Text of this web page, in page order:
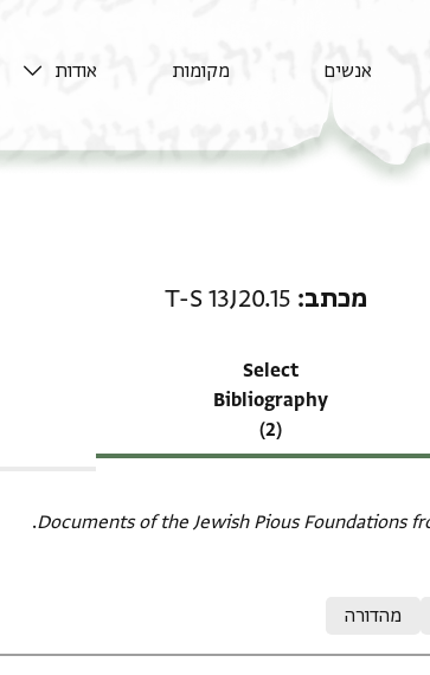
אנשים מקומות אודות
מכתב T-S 13J20.15
Select
Bibliography
(2)
Documents of the Jewish Pious Foundations
מהדורה